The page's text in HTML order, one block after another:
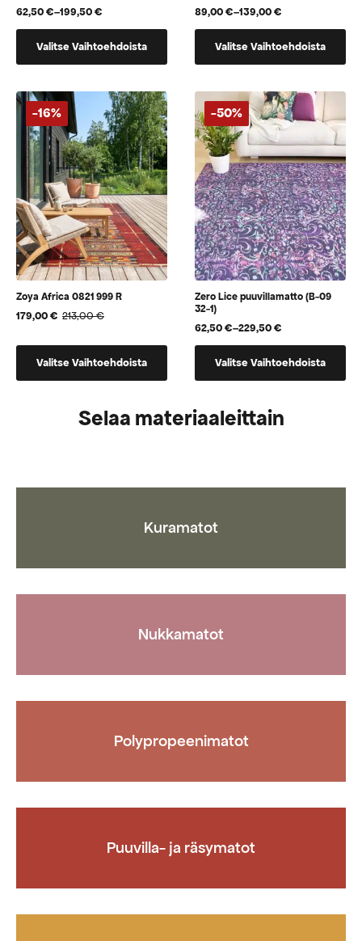
62,50€–199,50€
Hintaluokka:
62,50 €
Valitse Vaihtoehdoista
tuotteella
useampi
muunnelma.
Voit
tehdä
valinnat
tuotteen
sivulla.
89,00€–139,00€
Hintaluokka:
89,00 €
Valitse Vaihtoehdoista
tuotteella
useampi
muunnelma.
Voit
tehdä
valinnat
tuotteen
sivulla.
-16%
Zoya Africa 0821 999 R
213,00€
Alkuperäinen
oli:
213,00 €.
179,00€
Nykyinen
on:
179,00 €.
Valitse Vaihtoehdoista
muunnelma.
valinnat
-50%
Zero Lice puuvillamatto (B-09
32-1)
62,50€–229,50€
Hintaluokka:
62,50 €
Valitse Vaihtoehdoista
useampi
muunnelma.
valinnat
sivulla.
Selaa materiaaleittain
Kuramatot
Nukkamatot
Polypropeenimatot
Puuvilla- ja räsymatot